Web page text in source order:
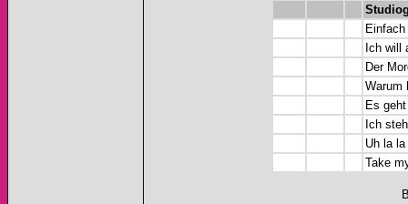
Ich will
Der
Warum
Es
Ich
Uh la
Take